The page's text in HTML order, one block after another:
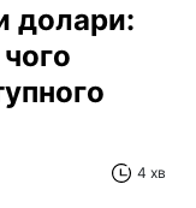
долари:
4 хв